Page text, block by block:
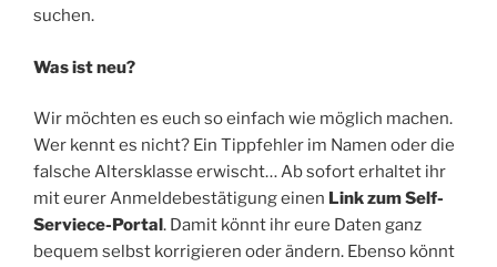
suchen.
Was ist neu?
Wir möchten es euch so einfach wie möglich machen.
Wer kennt es nicht? Ein Tippfehler im Namen oder die
falsche Altersklasse erwischt… Ab sofort erhaltet ihr
mit eurer Anmeldebestätigung einen Link zum Self-
Serviece-Portal. Damit könnt ihr eure Daten ganz
bequem selbst korrigieren oder ändern. Ebenso könnt